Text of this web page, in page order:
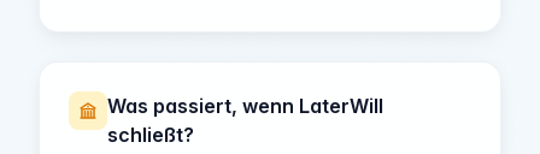
Was passiert, wenn LaterWill
schließt?